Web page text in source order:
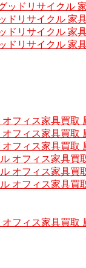
ッドリサイクル
ドリサイクル 家
ドリサイクル 家
ドリサイクル 家
フィス家具買取
オフィス家具買
フィス家具買取
オフィス家具買
オフィス家具買
オフィス家具買
フィス家具買取